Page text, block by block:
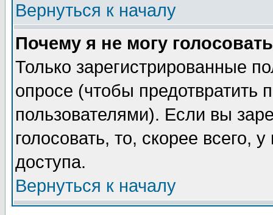
Вернуться к началу
Почему я не могу
Только зарегистрированные
опросе (чтобы предотвратить
пользователями). Если вы
голосовать, то, скорее всего,
доступа.
Вернуться к началу